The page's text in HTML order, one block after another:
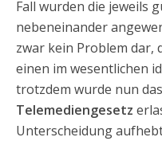
Fall wurden die jeweils
nebeneinander
zwar kein Problem dar,
einen im wesentlichen
trotzdem wurde nun
Telemediengesetz
Unterscheidung